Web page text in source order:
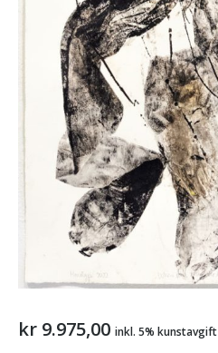
kr 9.975,00 inkl. 5% kunstavgift